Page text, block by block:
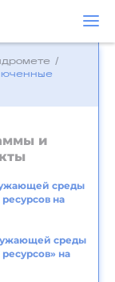
/
и
среды
на
среды
на